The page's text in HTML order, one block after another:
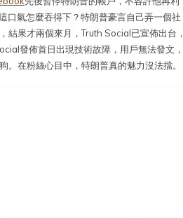
口氣怎麼吞得下？特朗普豪言自己弄一個社
果才兩個來月，Truth Social已宣佈出台，
發佈首日出現技術故障，用戶無法發文，
在粉絲心目中，特朗普真的魅力沒法擋。